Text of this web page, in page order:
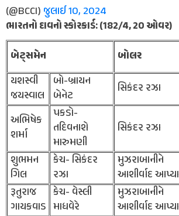
(@BCCI) જુલાઈ 10, 2024
ભારતનો દાવનો સ્કોરકાર્ડ: (182/4, 20 ઓવર)
બેટ્સમેન બોલર
યશસ્વી
જયસ્વાલ
બો-બ્રાયન
બેનેટ
સિકંદર રઝા
અભિષેક
શર્મા
પકડો-
તદિવનાશે
મારુમણી
સિકંદર રઝા
શુભમન
ગિલ
કેચ- સિકંદર
રઝા
મુઝરાબાનીને
આશીર્વાદ આપ્યા
રૂતુરાજ
ગાયકવાડ
કેચ- વેસ્લી
માધવેરે
મુઝરાબાનીને
આશીર્વાદ આપ્યા